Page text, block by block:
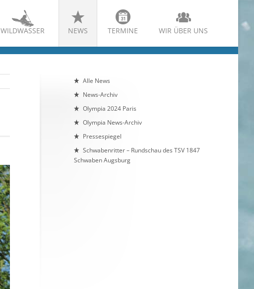
WILDWASSER NEWS TERMINE WIR ÜBER UNS
Alle News
News-Archiv
Olympia 2024 Paris
Olympia News-Archiv
Pressespiegel
Schwabenritter – Rundschau des TSV 1847
Schwaben Augsburg